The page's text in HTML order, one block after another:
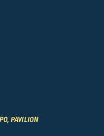
PAVILION